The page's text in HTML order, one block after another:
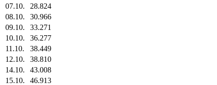
07.10.
28.824
08.10.
30.966
09.10.
33.271
10.10.
36.277
11.10.
38.449
12.10.
38.810
14.10.
43.008
15.10.
46.913